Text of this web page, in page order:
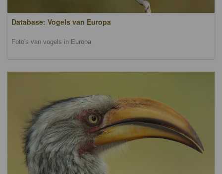
Database: Vogels van Europa
Foto's van vogels in Europa